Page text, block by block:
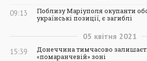
09:13
Поблизу Маріуполя окупанти
українські позиції, є загиблі
05 квітня 2021
15:39
Донеччина тимчасово
«помаранчевій» зоні